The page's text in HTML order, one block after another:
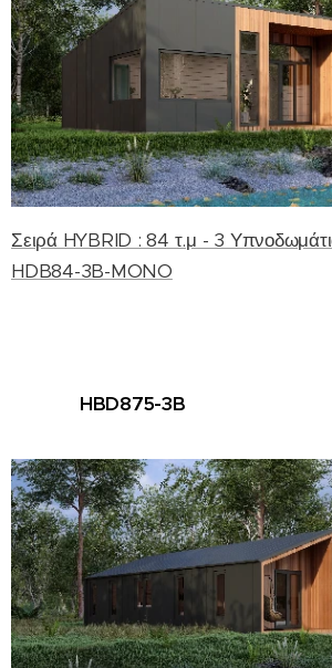
Σειρά HYBRID : 84 τ.μ - 3
HDB84-3B-MONO
HBD875-3B